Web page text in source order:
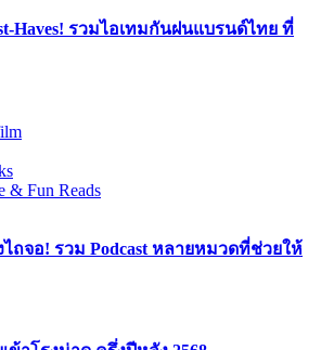
Haves! รวมไอเทมกันฝนแบรนด์ไทย ที่
& Fun Reads
ถจอ! รวม Podcast หลายหมวดที่ช่วยให้